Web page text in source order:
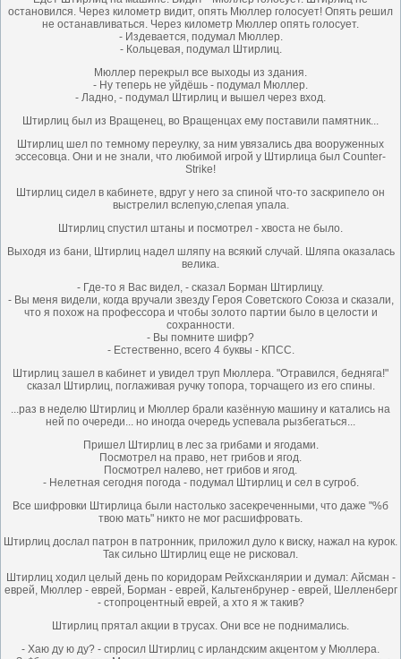
остановился. Через километр видит, опять Мюллер голосует! Опять решил
не останавливаться. Через километр Мюллер опять голосует.
- Издевается, подумал Мюллер.
- Кольцевая, подумал Штирлиц.
Мюллер перекрыл все выходы из здания.
- Ну теперь не уйдёшь - подумал Мюллер.
- Ладно, - подумал Штирлиц и вышел через вход.
Штирлиц был из Вращенец, во Вращенцах ему поставили памятник...
Штирлиц шeл по тeмному переулку, за ним увязались два вооруженных
эссесовца. Они и не знали, что любимой игрой у Штирлица был Counter-
Strike!
Штирлиц сидел в кабинете, вдруг у него за спиной что-то заскрипело он
выстрелил вслепую,слепая упала.
Штирлиц спустил штаны и посмотрел - хвоста не было.
Выходя из бани, Штирлиц надел шляпу на всякий случай. Шляпа оказалась
велика.
- Где-то я Вас видел, - сказал Борман Штирлицу.
- Вы меня видели, когда вручали звезду Героя Советского Союза и сказали,
что я похож на професcора и чтобы золото партии было в целости и
сохранности.
- Вы помните шифр?
- Естественно, всего 4 буквы - КПСС.
Штирлиц зашел в кабинет и увидел труп Мюллера. "Отравился, бедняга!"
сказал Штирлиц, поглаживая ручку топора, торчащего из его спины.
...раз в неделю Штирлиц и Мюллер брали казённую машину и катались на
ней по очереди... но иногда очередь успевала рызбегаться...
Пришел Штирлиц в лес за грибами и ягодами.
Посмотрел на право, нет грибов и ягод.
Посмотрел налево, нет грибов и ягод.
- Нелетная сегодня погода - подумал Штирлиц и сел в сугроб.
Все шифровки Штирлица были настолько засекреченными, что даже "%б
твою мать" никто не мог расшифровать.
Штирлиц дослал патрон в патронник, приложил дуло к виску, нажал на курок.
Так сильно Штирлиц еще не рисковал.
Штирлиц ходил целый день по коридорам Рейхсканлярии и думал: Айсман -
еврей, Мюллер - еврей, Борман - еврей, Кальтенбрунер - еврей, Шелленберг
- стопроцентный еврей, а хто я ж такив?
Штирлиц прятал акции в трусах. Они все не поднимались.
- Хаю ду ю ду? - спросил Штирлиц с ирландским акцентом у Мюллера.